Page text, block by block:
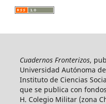
Cuadernos Fronterizos,
Universidad Autónoma
Instituto de Ciencias
que se publica con
H. Colegio Militar (zona